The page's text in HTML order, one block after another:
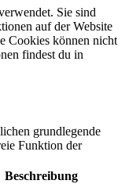
Sie sind
auf der Website
Cookies können nicht
findest du in
grundlegende
Funktion der
Beschreibung